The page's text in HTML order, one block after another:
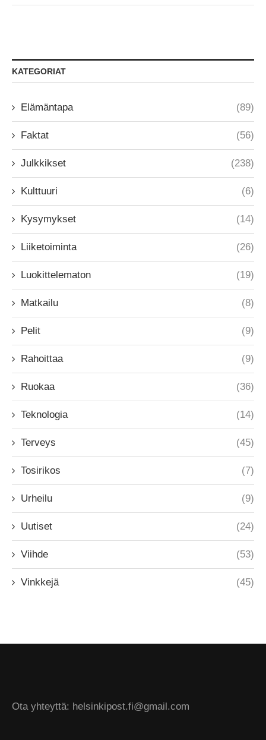
KATEGORIAT
Elämäntapa (89)
Faktat (56)
Julkkikset (238)
Kulttuuri (6)
Kysymykset (14)
Liiketoiminta (26)
Luokittelematon (19)
Matkailu (8)
Pelit (9)
Rahoittaa (9)
Ruokaa (36)
Teknologia (14)
Terveys (45)
Tosirikos (7)
Urheilu (9)
Uutiset (24)
Viihde (53)
Vinkkejä (45)
Ota yhteyttä: helsinkipost.fi@gmail.com